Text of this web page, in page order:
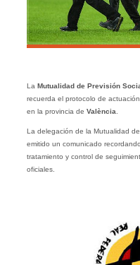
La Mutualidad de Previsión
recuerda el protocolo de
en la provincia de València
La delegación de la Mutualidad
emitido un comunicado
tratamiento y control de
oficiales.